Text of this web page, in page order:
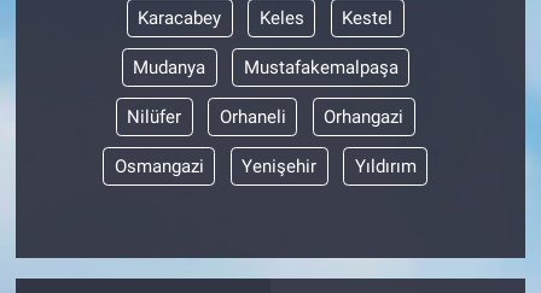
Karacabey Keles Kestel
Mudanya Mustafakemalpaşa
Nilüfer Orhaneli Orhangazi
Osmangazi Yenişehir Yıldırım